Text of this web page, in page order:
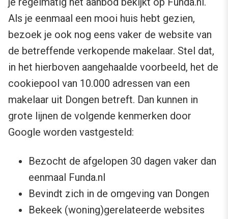
Als je eenmaal een mooi huis hebt gezien,
bezoek je ook nog eens vaker de website van
de betreffende verkopende makelaar. Stel dat,
in het hierboven aangehaalde voorbeeld, het de
cookiepool van 10.000 adressen van een
makelaar uit Dongen betreft. Dan kunnen in
grote lijnen de volgende kenmerken door
Google worden vastgesteld:
Bezocht de afgelopen 30 dagen vaker dan
eenmaal Funda.nl
Bevindt zich in de omgeving van Dongen
Bekeek (woning)gerelateerde websites